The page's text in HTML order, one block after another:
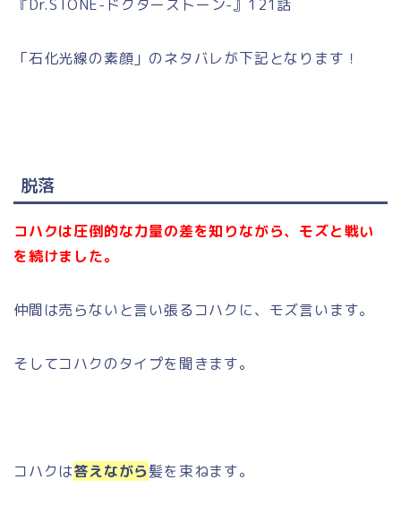
『Dr.STONE-ドクターストーン-』121話
「石化光線の素顔」のネタバレが下記となります！
脱落
コハクは圧倒的な力量の差を知りながら、モズと戦い
を続けました。
仲間は売らないと言い張るコハクに、モズ言います。
そしてコハクのタイプを聞きます。
コハクは答えながら髪を束ねます。